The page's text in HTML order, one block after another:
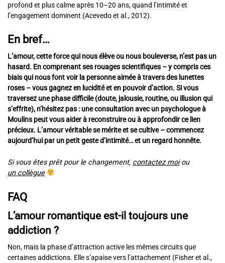
profond et plus calme après 10–20 ans, quand l’intimité et
l’engagement dominent (Acevedo et al., 2012).
En bref…
L’amour, cette force qui nous élève ou nous bouleverse, n’est pas un
hasard. En comprenant ses rouages scientifiques – y compris ces
biais qui nous font voir la personne aimée à travers des lunettes
roses – vous gagnez en lucidité et en pouvoir d’action. Si vous
traversez une phase difficile (doute, jalousie, routine, ou illusion qui
s’effrite), n’hésitez pas : une consultation avec un psychologue à
Moulins peut vous aider à reconstruire ou à approfondir ce lien
précieux. L’amour véritable se mérite et se cultive – commencez
aujourd’hui par un petit geste d’intimité… et un regard honnête.
Si vous êtes prêt pour le changement, contactez moiou
un collègue
FAQ
L’amour romantique est-il toujours une
addiction ?
Non, mais la phase d’attraction active les mêmes circuits que
certaines addictions. Elle s’apaise vers l’attachement (Fisher et al.,